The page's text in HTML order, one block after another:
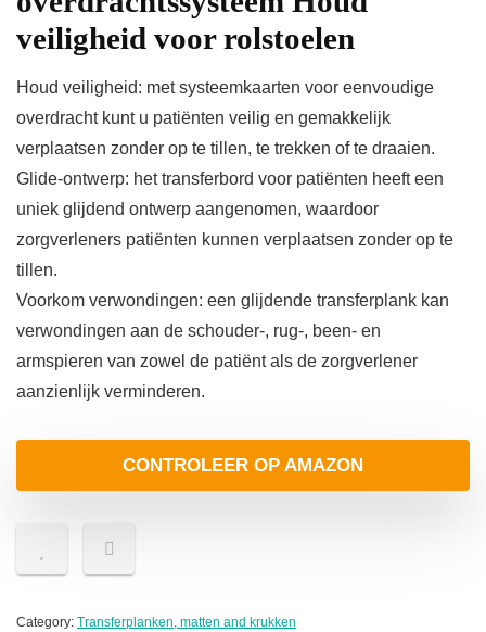
veiligheid voor rolstoelen
Houd veiligheid: met systeemkaarten voor eenvoudige
overdracht kunt u patiënten veilig en gemakkelijk
verplaatsen zonder op te tillen, te trekken of te draaien.
Glide-ontwerp: het transferbord voor patiënten heeft een
uniek glijdend ontwerp aangenomen, waardoor
zorgverleners patiënten kunnen verplaatsen zonder op te
tillen.
Voorkom verwondingen: een glijdende transferplank kan
verwondingen aan de schouder-, rug-, been- en
armspieren van zowel de patiënt als de zorgverlener
aanzienlijk verminderen.
CONTROLEER OP AMAZON
Category: Transferplanken, matten and krukken